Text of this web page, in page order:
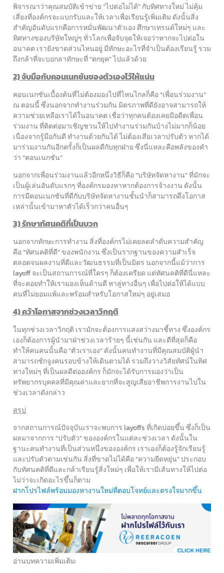
พิจารณาว่าคุณสมบัติเข้าข่าย “ไปต่อไม่ได้” กับทิศทางใหม่ ไม่คุ้ม
เสี่ยงที่องค์กรจะแบกรับและให้เวลาเพื่อเรียนรู้เพิ่มเติม ดังนั้นสิ่ง
สำคัญอันดับแรกคือการหมั่นพัฒนาตัวเอง ศึกษาเทรนด์ใหม่ๆ และ
ทิศทางของบริษัทใหญ่ๆ ทั่วโลกเพื่อจับจุดให้เจอว่าหากจะไปต่อใน
อนาคต เรายังขาดส่วนไหนอยู่ มีทักษะอะไรที่จำเป็นต้องเรียนรู้ รวม
ถึงกล้าที่จะบอกลาทักษะที่ “ตกยุค” ไปแล้วด้วย
2) จับมือกับคอนเนกชันของตัวเองไว้ให้แน่น
คอนเนกชันเบื้องต้นที่ไม่ต้องมองไปที่ไหนไกลก็คือ “เพื่อนร่วมงาน”
ณ ตอนนี้ ซึ่งนอกจากทำงานร่วมกัน มิตรภาพที่ดียังอาจสามารถให้
ความช่วยเหลือเราได้ในอนาคต เชื่อว่าทุกคนต้องเคยมีอดีตเพื่อน
ร่วมงาน ที่ติดต่อมาเชิญชวนให้ไปทำงานร่วมกันบ้างไม่มากก็น้อย
เนื่องจากรู้มือกันดี ทำงานด้วยกันได้ ไม่ต้องเสียเวลาปรับตัว หากได้
มาร่วมงานกันอีกครั้งก็เป็นผลดีกับทุกฝ่าย ซึ่งนี่แหละคือพลังของคำ
ว่า “คอนเนกชัน”
นอกจากเพื่อนร่วมงานแล้วอีกหนึ่งวิธีก็คือ “บริษัทจัดหางาน” ที่มักจะ
เป็นผู้เล่นอันดับแรกๆ ที่องค์กรมองหาหากต้องการจ้างงาน ดังนั้น
การมีคอนเนกชันที่ดีกับบริษัทจัดหางานชั้นนำก็สามารถดึงโอกาส
เหล่านั้นเข้ามาหาตัวได้เร็วกว่าคนอื่นๆ
3) รักษาทัศนคติที่เป็นบวก
นอกจากทักษะการทำงาน สิ่งที่องค์กรไม่เคยลดลำดับความสำคัญ
คือ “ทัศนคติที่ดี” ของพนักงาน ซึ่งเป็นรากฐานของความสำเร็จ
ตลอดจนผลงานที่ดีและวัฒนธรรมที่เป็นมิตร นอกจากนี้แม้ว่าการ
layoff จะเป็นสถานการณ์ที่ใครๆ ก็ต้องเครียด แต่ทัศนคติที่ดีนี่แหละ
ที่จะคอยทำให้เรามองเห็นด้านดี หาลู่ทางอื่นๆ เพื่อไปต่อให้ได้แบบ
คนที่ไม่ยอมแพ้และพร้อมสำหรับโอกาสใหม่ๆ อยู่เสมอ
4) คว้าโอกาสจากช่วงเวลาวิกฤติ
ในทุกช่วงเวลาวิกฤติ เรามักจะต้องการแสงสว่างมาชี้ทาง ซึ่งองค์กร
เองก็ต้องการผู้นำมาฝ่าช่วงเวลาร้ายๆ นี้เช่นกัน และดีที่สุดก็คือ
ทำให้คนคนนั้นคือ “ตัวเราเอง” ดังนั้นคนทำงานที่มีคุณสมบัติผู้นำ
สามารถชักจูงคนรอบข้างให้เดินตามได้ รวมถึงวางวิสัยทัศน์ในทิศ
ทางใหม่ๆ ที่เป็นผลดีต่อองค์กร ก็มักจะได้รับการมองว่าเป็น
ทรัพยากรบุคคลที่มีคุณค่าและยากที่จะสูญเสียอาชีพการงานไปใน
ช่วงเวลาดังกล่าว
สรุป
จากสถานการณ์ปัจจุบันเราจะพบการ layoffs ที่เกิดบ่อยขึ้น ซึ่งก็เป็น
ผลมาจากการ “ปรับตัว” ขององค์กรในแต่ละช่วงเวลา ดังนั้นใน
ฐานะคนทำงานที่เป็นส่วนหนึ่งขององค์กร เราเองก็ต้องรู้จักเรียนรู้
และปรับตัวตามเช่นกัน สิ่งที่ขาดไม่ได้คือ “ความยืดหยุ่น” ประกอบ
กับทัศนคติที่ดีและกล้าเรียนรู้สิ่งใหม่ๆ เพื่อให้เรามีเส้นทางให้ไปต่อ
ไม่ว่าจะเกิดอะไรขึ้นก็ตาม
ฝากโปรไฟล์พร้อมมองหางานใหม่ที่ตอบโจทย์และตรงใจมากขึ้น
อ่านบทความเพิ่มเติม: